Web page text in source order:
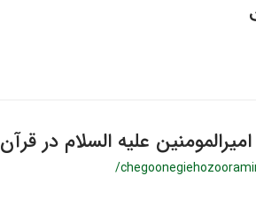
علیه السلام در قرآن
/